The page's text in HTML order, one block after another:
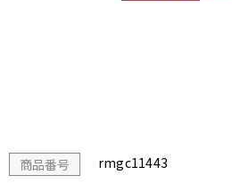
商品番号 rmgc11443